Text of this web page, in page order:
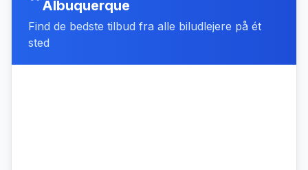
Albuquerque
Find de bedste tilbud fra alle biludlejere på ét
sted